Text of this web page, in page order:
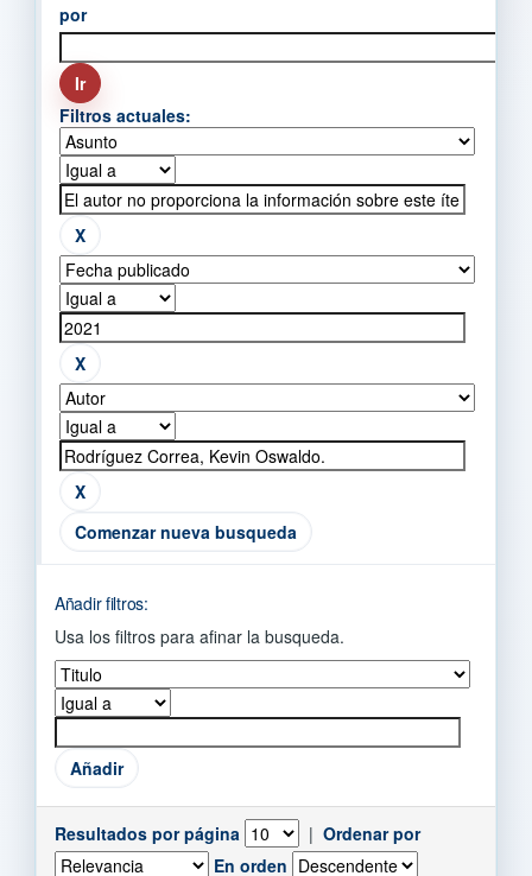
por
Filtros actuales:
Comenzar nueva busqueda
Añadir filtros:
Usa los filtros para afinar la busqueda.
Resultados por página | Ordenar por
En orden